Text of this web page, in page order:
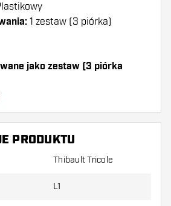
1 zestaw (3 piórka)
jako zestaw (3 piórka
V2 może być używany tylko z
nylonowym innych marek.
pod ręką dużo piórek i
PRODUKTU
Thibault Tricole
L1